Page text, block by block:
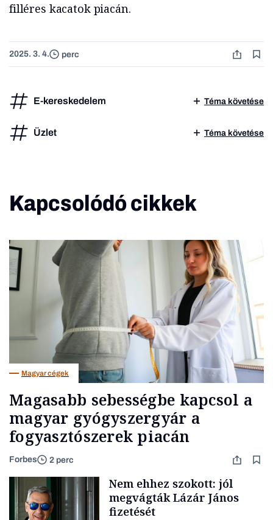
filléres kacatok piacán.
2025. 3. 4. perc
E-kereskedelem Téma követése
Üzlet Téma követése
Kapcsolódó cikkek
Magyar cégek
Magasabb sebességbe kapcsol a
magyar gyógyszergyár a
fogyasztószerek piacán
Forbes 2 perc
Nem ehhez szokott: jól
megvágták Lázár János
fizetését